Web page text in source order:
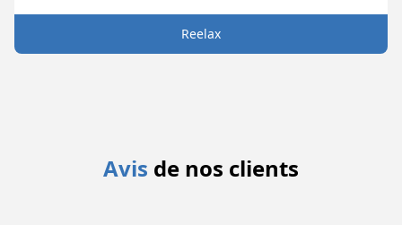
Reelax
Avis de nos clients